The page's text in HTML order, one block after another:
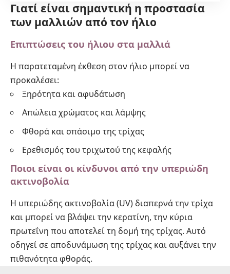
Γιατί είναι σημαντική η προστασία
των μαλλιών από τον ήλιο
Επιπτώσεις του ήλιου στα μαλλιά
Η παρατεταμένη έκθεση στον ήλιο μπορεί να
προκαλέσει:
Ξηρότητα και αφυδάτωση
Απώλεια χρώματος και λάμψης
Φθορά και σπάσιμο της τρίχας
Ερεθισμός του τριχωτού της κεφαλής
Ποιοι είναι οι κίνδυνοι από την υπεριώδη
ακτινοβολία
Η υπεριώδης ακτινοβολία (UV) διαπερνά την τρίχα
και μπορεί να βλάψει την κερατίνη, την κύρια
πρωτεΐνη που αποτελεί τη δομή της τρίχας. Αυτό
οδηγεί σε αποδυνάμωση της τρίχας και αυξάνει την
πιθανότητα φθοράς.